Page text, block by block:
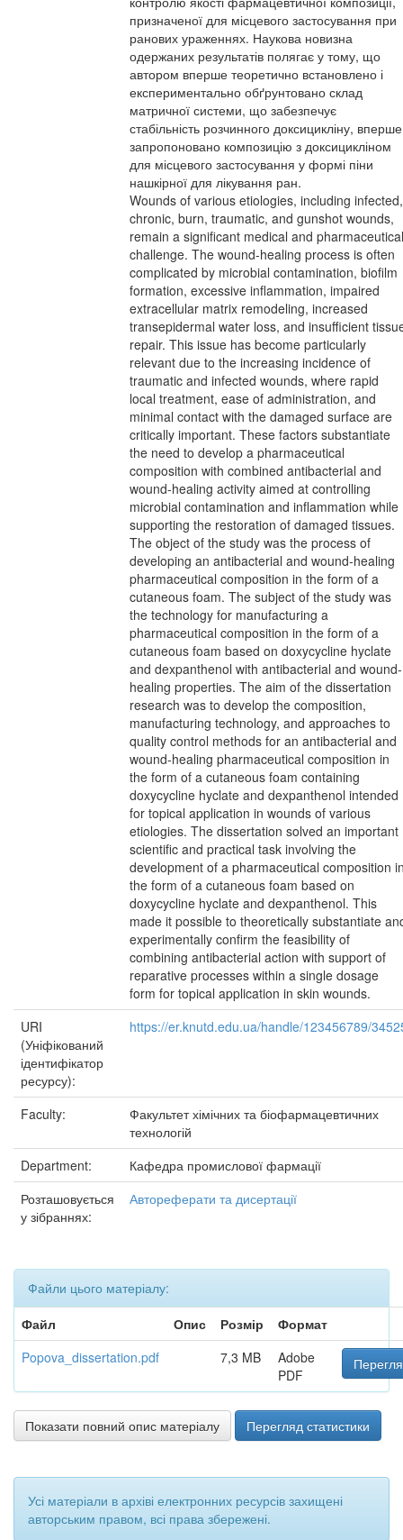
призначеної для місцевого застосування при
ранових ураженнях. Наукова новизна
одержаних результатів полягає у тому, що
автором вперше теоретично встановлено і
експериментально обґрунтовано склад
матричної системи, що забезпечує
стабільність розчинного доксицикліну, вперше
запропоновано композицію з доксицикліном
для місцевого застосування у формі піни
нашкірної для лікування ран.
Wounds of various etiologies, including infected,
chronic, burn, traumatic, and gunshot wounds,
remain a significant medical and pharmaceutical
challenge. The wound-healing process is often
complicated by microbial contamination, biofilm
formation, excessive inflammation, impaired
extracellular matrix remodeling, increased
transepidermal water loss, and insufficient
repair. This issue has become particularly
relevant due to the increasing incidence of
traumatic and infected wounds, where rapid
local treatment, ease of administration, and
minimal contact with the damaged surface are
critically important. These factors substantiate
the need to develop a pharmaceutical
composition with combined antibacterial and
wound-healing activity aimed at controlling
microbial contamination and inflammation while
supporting the restoration of damaged tissues.
The object of the study was the process of
developing an antibacterial and wound-healing
pharmaceutical composition in the form of a
cutaneous foam. The subject of the study was
the technology for manufacturing a
pharmaceutical composition in the form of a
cutaneous foam based on doxycycline hyclate
and dexpanthenol with antibacterial and wound-
healing properties. The aim of the dissertation
research was to develop the composition,
manufacturing technology, and approaches to
quality control methods for an antibacterial and
wound-healing pharmaceutical composition in
the form of a cutaneous foam containing
doxycycline hyclate and dexpanthenol intended
for topical application in wounds of various
etiologies. The dissertation solved an important
scientific and practical task involving the
development of a pharmaceutical composition
the form of a cutaneous foam based on
doxycycline hyclate and dexpanthenol. This
made it possible to theoretically substantiate
experimentally confirm the feasibility of
combining antibacterial action with support of
reparative processes within a single dosage
form for topical application in skin wounds.
URI
(Уніфікований
ідентифікатор
ресурсу):
https://er.knutd.edu.ua/handle/123456789/
Faculty:
Факультет хімічних та біофармацевтичних
технологій
Department:
Кафедра промислової фармації
Розташовується
у зібраннях:
Автореферати та дисертації
Файли цього матеріалу:
Файл
Опис Розмір
Формат
Popova_dissertation.pdf
7,3 MB
Adobe
PDF
Показати повний опис матеріалу Перегляд статистики
Усі матеріали в архіві електронних ресурсів захищені
авторським правом, всі права збережені.